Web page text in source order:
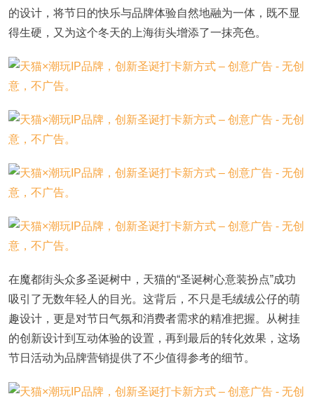
的设计，将节日的快乐与品牌体验自然地融为一体，既不显
得生硬，又为这个冬天的上海街头增添了一抹亮色。
在魔都街头众多圣诞树中，天猫的“圣诞树心意装扮点”成功
吸引了无数年轻人的目光。这背后，不只是毛绒绒公仔的萌
趣设计，更是对节日气氛和消费者需求的精准把握。从树挂
的创新设计到互动体验的设置，再到最后的转化效果，这场
节日活动为品牌营销提供了不少值得参考的细节。